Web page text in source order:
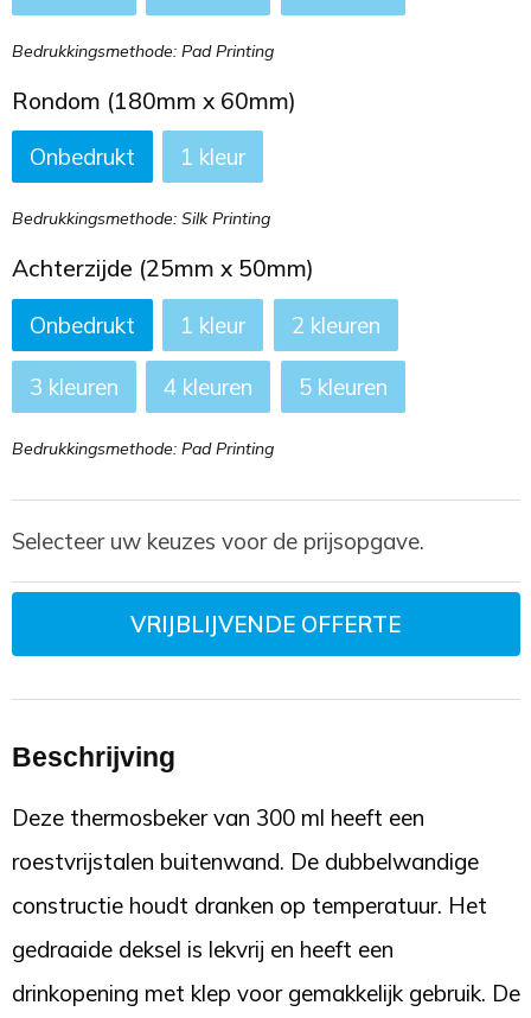
Bedrukkingsmethode: Pad Printing
Rondom (180mm x 60mm)
Onbedrukt
1
Bedrukkingsmethode: Silk Printing
Achterzijde (25mm x 50mm)
Onbedrukt
1 2
3 4 5
Bedrukkingsmethode: Pad Printing
Selecteer uw keuzes voor de prijsopgave.
VRIJBLIJVENDE OFFERTE
Beschrijving
Deze thermosbeker van 300 ml heeft een
roestvrijstalen buitenwand. De dubbelwandige
constructie houdt dranken op temperatuur. Het
gedraaide deksel is lekvrij en heeft een
drinkopening met klep voor gemakkelijk gebruik. De